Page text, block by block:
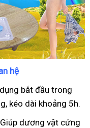
hệ
bắt đầu trong
kéo dài khoảng 5h.
dương vật cứng